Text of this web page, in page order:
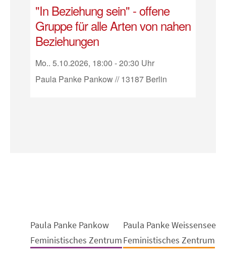
"In Beziehung sein" - offene
Gruppe für alle Arten von nahen
Beziehungen
Mo.. 5.10.2026, 18:00 - 20:30 Uhr
Paula Panke Pankow // 13187 Berlin
Paula Panke Pankow
Feministisches Zentrum
Paula Panke Weissensee
Feministisches Zentrum